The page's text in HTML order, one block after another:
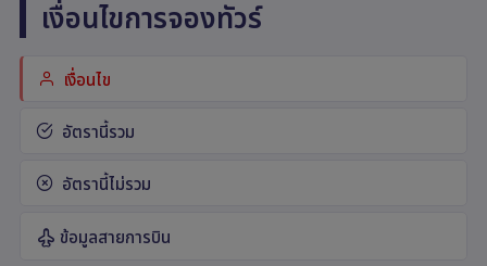
เงื่อนไขการจองทัวร์
เงื่อนไข
อัตรานี้รวม
อัตรานี้ไม่รวม
ข้อมูลสายการบิน